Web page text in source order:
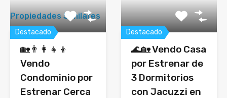
Propiedades Similares
Destacado
🏡👨‍👩‍👧‍👦
Vendo
Condominio por
Estrenar Cerca
Destacado
🌊🏡 Vendo Casa
por Estrenar de
3 Dormitorios
con Jacuzzi en